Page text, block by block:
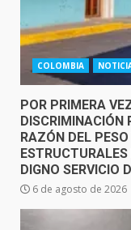
COLOMBIA
POR PRIMERA
DISCRIMINACIÓN
RAZÓN DEL
DIGNO SERVICIO
6 de agosto de 2026